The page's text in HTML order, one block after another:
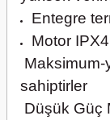
Entegre
Motor
Maksimum-
sahiptirler
Düşük Güç